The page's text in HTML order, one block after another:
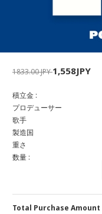
1833.00 JPY1,558JPY
積立金 :
プロデューサー
歌手
製造国
重さ
数量 :
Total Purchase Amount